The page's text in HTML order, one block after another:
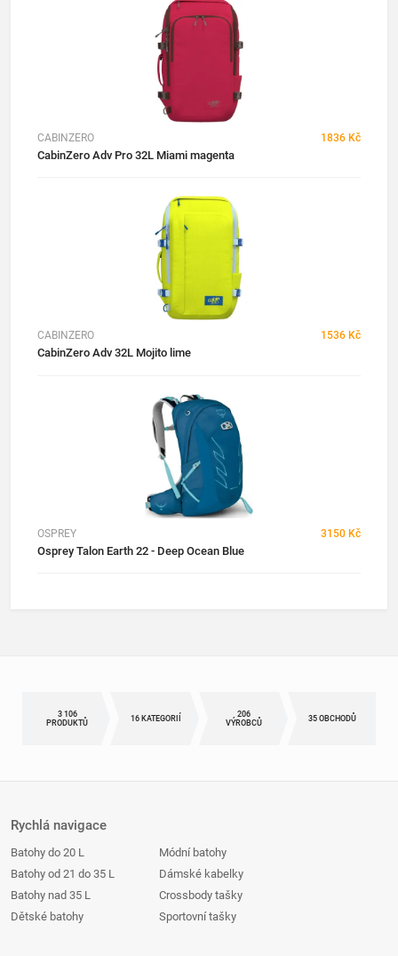
CABINZERO 1836 Kč
CabinZero Adv Pro 32L Miami magenta
CABINZERO 1536 Kč
CabinZero Adv 32L Mojito lime
OSPREY 3150 Kč
Osprey Talon Earth 22 - Deep Ocean Blue
3 106
PRODUKTŮ
16 KATEGORIÍ
206
VÝROBCŮ
35 OBCHODŮ
Rychlá navigace
Batohy do 20 L
Batohy od 21 do 35 L
Batohy nad 35 L
Dětské batohy
Módní batohy
Dámské kabelky
Crossbody tašky
Sportovní tašky